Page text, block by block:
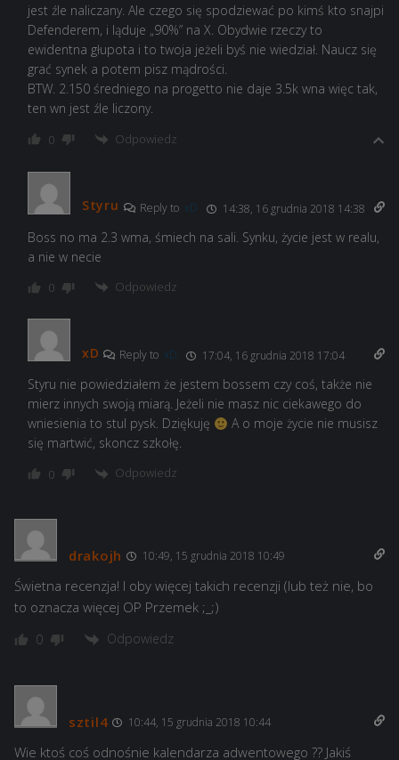
jest źle naliczany. Ale czego się spodziewać po kimś kto snajpi
Defenderem, i ląduje „90%” na X. Obydwie rzeczy to
ewidentna głupota i to twoja jeżeli byś nie wiedział. Naucz się
grać synek a potem pisz mądrości.
BTW. 2.150 średniego na progetto nie daje 3.5k wna więc tak,
ten wn jest źle liczony.
0 Odpowiedz
Styru Reply to xD 14:38, 16 grudnia 2018 14:38
Boss no ma 2.3 wma, śmiech na sali. Synku, życie jest w realu,
a nie w necie
0 Odpowiedz
xD Reply to xD 17:04, 16 grudnia 2018 17:04
Styru nie powiedziałem że jestem bossem czy coś, także nie
mierz innych swoją miarą. Jeżeli nie masz nic ciekawego do
wniesienia to stul pysk. Dziękuję
A o moje życie nie musisz
się martwić, skoncz szkołę.
0 Odpowiedz
drakojh 10:49, 15 grudnia 2018 10:49
Świetna recenzja! I oby więcej takich recenzji (lub też nie, bo
to oznacza więcej OP Przemek ;_;)
0 Odpowiedz
sztil4 10:44, 15 grudnia 2018 10:44
Wie ktoś coś odnośnie kalendarza adwentowego ?? Jakiś